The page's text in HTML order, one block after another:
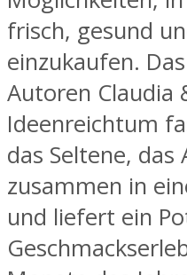
frisch, gesund
einzukaufen.
Autoren Claudia
Ideenreichtum
das Seltene, das
zusammen in
und liefert ein